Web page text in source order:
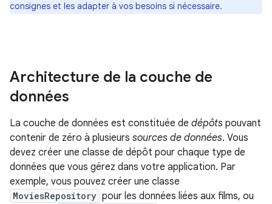
consignes et les adapter à vos besoins si nécessaire.
Architecture de la couche de
données
La couche de données est constituée de dépôts pouvant
contenir de zéro à plusieurs sources de données. Vous
devez créer une classe de dépôt pour chaque type de
données que vous gérez dans votre application. Par
exemple, vous pouvez créer une classe
MoviesRepository pour les données liées aux films, ou